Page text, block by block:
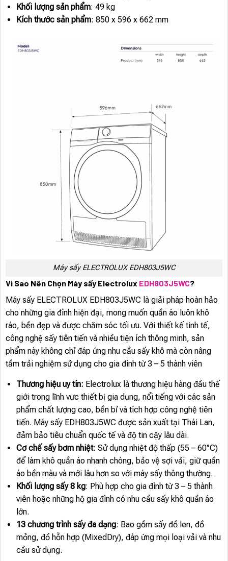
Khối lượng sản phẩm: 49 kg
Kích thước sản phẩm: 850 x 596 x 662 mm
Máy sấy ELECTROLUX EDH803J5WC
Vì Sao Nên Chọn Máy sấy Electrolux EDH803J5WC?
Máy sấy ELECTROLUX EDH803J5WC là giải pháp hoàn hảo
cho những gia đình hiện đại, mong muốn quần áo luôn khô
ráo, bền đẹp và được chăm sóc tối ưu. Với thiết kế tinh tế,
công nghệ sấy tiên tiến và nhiều tiện ích thông minh, sản
phẩm này không chỉ đáp ứng nhu cầu sấy khô mà còn nâng
tầm trải nghiệm sử dụng cho gia đình từ 3 – 5 thành viên
Thương hiệu uy tín: Electrolux là thương hiệu hàng đầu thế
giới trong lĩnh vực thiết bị gia dụng, nổi tiếng với các sản
phẩm chất lượng cao, bền bỉ và tích hợp công nghệ tiên
tiến. Máy sấy EDH803J5WC được sản xuất tại Thái Lan,
đảm bảo tiêu chuẩn quốc tế và độ tin cậy lâu dài.
Cơ chế sấy bơm nhiệt: Sử dụng nhiệt độ thấp (55 – 60°C)
để làm khô quần áo nhanh chóng, bảo vệ sợi vải, giữ quần
áo bền màu và mới lâu hơn so với máy sấy thông thường.
Khối lượng sấy 8 kg: Phù hợp cho gia đình từ 3 – 5 thành
viên hoặc những hộ gia đình có nhu cầu sấy khô quần áo
lớn.
13 chương trình sấy đa dạng: Bao gồm sấy đồ len, đồ
mỏng, đồ hỗn hợp (MixedDry), đáp ứng mọi loại vải và nhu
cầu sử dụng.